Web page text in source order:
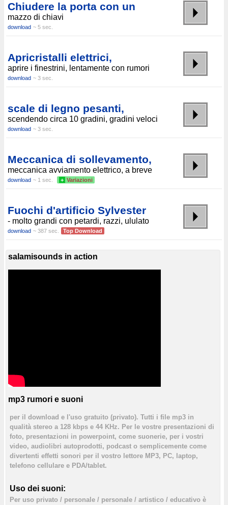
Chiudere la porta con un
mazzo di chiavi
download ~ 5 sec.
Apricristalli elettrici,
aprire i finestrini, lentamente con rumori
download ~ 3 sec.
scale di legno pesanti,
scendendo circa 10 gradini, gradini veloci
download ~ 3 sec.
Meccanica di sollevamento,
meccanica avviamento elettrico, a breve
download ~ 1 sec. + Variazioni
Fuochi d'artificio Sylvester
- molto grandi con petardi, razzi, ululato
download ~ 387 sec. Top Download
salamisounds in action
mp3 rumori e suoni
per il download e l'uso gratuito (privato). Tutti i file mp3 in
qualità stereo a 128 kbps e 44 KHz. Per le vostre presentazioni di
foto, presentazioni in powerpoint, come suonerie, per i vostri
video, audiolibri autoprodotti, podcast o semplicemente come
divertenti effetti sonori per il vostro lettore MP3, PC, laptop,
telefono cellulare e PDA/tablet.
Uso dei suoni:
Per uso privato / personale / personale / artistico / educativo è